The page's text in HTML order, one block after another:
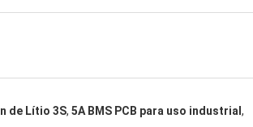
de Lítio 3S, 5A BMS PCB para uso industrial ,